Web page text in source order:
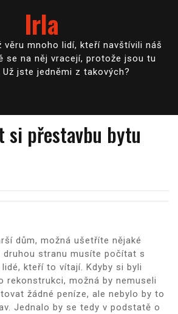
Irla
věru mnoho lidí, kteří navštívili náš
se na něj vracejí, protože jsou tu
jste jedněmi z takových?
si přestavbu bytu
dům, možná ušetříte nějaké
druhou stranu musíte počítat s
kteří to vítají. Kdyby si byli
rekonstrukci, možná by nemuseli
žádné peníze, ale nebylo by to
Jednalo by se tedy v podstatě o